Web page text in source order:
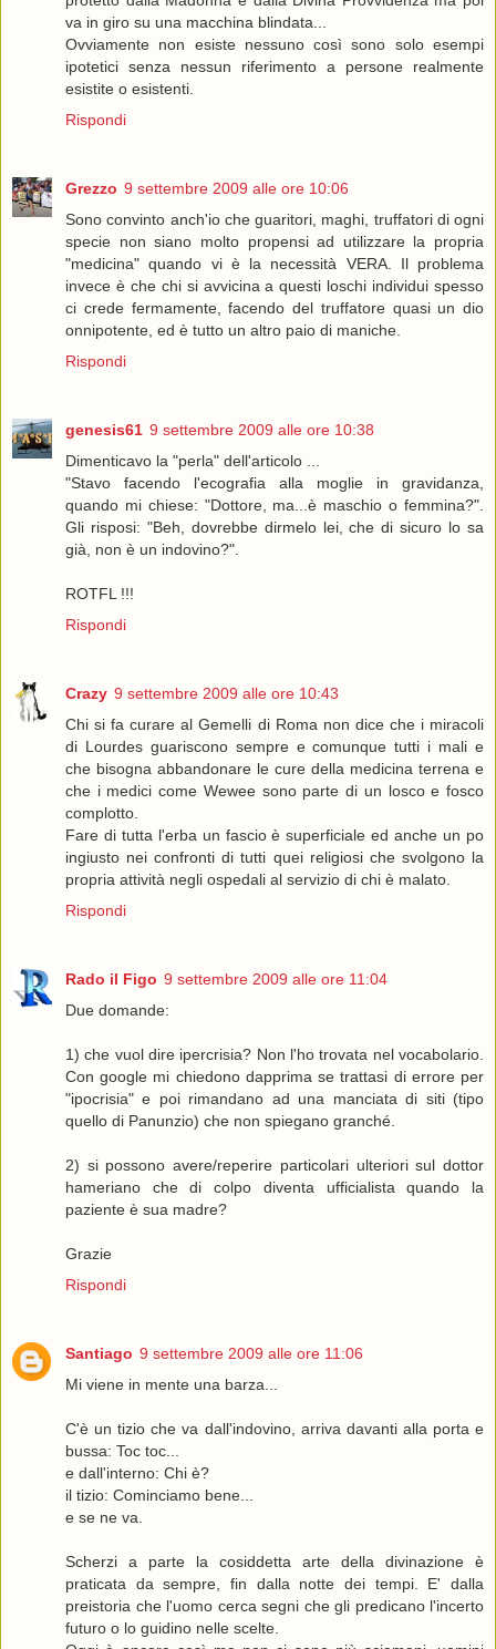
va in giro su una macchina blindata...
Ovviamente non esiste nessuno così sono solo esempi
ipotetici senza nessun riferimento a persone realmente
esistite o esistenti.
Rispondi
Grezzo 9 settembre 2009 alle ore 10:06
Sono convinto anch'io che guaritori, maghi, truffatori di ogni
specie non siano molto propensi ad utilizzare la propria
"medicina" quando vi è la necessità VERA. Il problema
invece è che chi si avvicina a questi loschi individui spesso
ci crede fermamente, facendo del truffatore quasi un dio
onnipotente, ed è tutto un altro paio di maniche.
Rispondi
genesis61 9 settembre 2009 alle ore 10:38
Dimenticavo la "perla" dell'articolo ...
"Stavo facendo l'ecografia alla moglie in gravidanza,
quando mi chiese: "Dottore, ma...è maschio o femmina?".
Gli risposi: "Beh, dovrebbe dirmelo lei, che di sicuro lo sa
già, non è un indovino?".
ROTFL !!!
Rispondi
Crazy 9 settembre 2009 alle ore 10:43
Chi si fa curare al Gemelli di Roma non dice che i miracoli
di Lourdes guariscono sempre e comunque tutti i mali e
che bisogna abbandonare le cure della medicina terrena e
che i medici come Wewee sono parte di un losco e fosco
complotto.
Fare di tutta l'erba un fascio è superficiale ed anche un po
ingiusto nei confronti di tutti quei religiosi che svolgono la
propria attività negli ospedali al servizio di chi è malato.
Rispondi
Rado il Figo 9 settembre 2009 alle ore 11:04
Due domande:
1) che vuol dire ipercrisia? Non l'ho trovata nel vocabolario.
Con google mi chiedono dapprima se trattasi di errore per
"ipocrisia" e poi rimandano ad una manciata di siti (tipo
quello di Panunzio) che non spiegano granché.
2) si possono avere/reperire particolari ulteriori sul dottor
hameriano che di colpo diventa ufficialista quando la
paziente è sua madre?
Grazie
Rispondi
Santiago 9 settembre 2009 alle ore 11:06
Mi viene in mente una barza...
C'è un tizio che va dall'indovino, arriva davanti alla porta e
bussa: Toc toc...
e dall'interno: Chi è?
il tizio: Cominciamo bene...
e se ne va.
Scherzi a parte la cosiddetta arte della divinazione è
praticata da sempre, fin dalla notte dei tempi. E' dalla
preistoria che l'uomo cerca segni che gli predicano l'incerto
futuro o lo guidino nelle scelte.